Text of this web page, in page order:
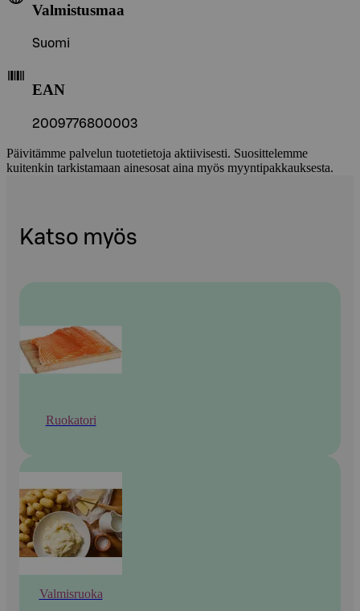
Valmistusmaa
Suomi
EAN
2009776800003
Päivitämme palvelun tuotetietoja aktiivisesti. Suosittelemme
kuitenkin tarkistamaan ainesosat aina myös myyntipakkauksesta.
Katso myös
Ruokatori
Valmisruoka